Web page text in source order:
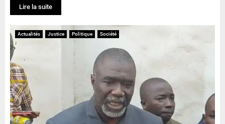
Lire la suite
Actualités Justice Politique Société